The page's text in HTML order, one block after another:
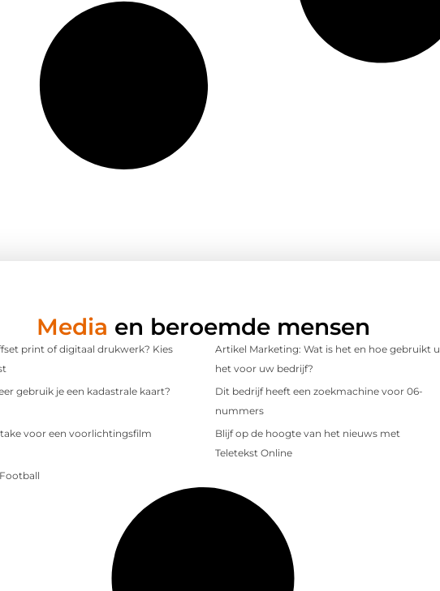
Media en beroemde mensen
print of digitaal drukwerk? Kies
Artikel Marketing: Wat is het en hoe gebruikt u
het voor uw bedrijf?
gebruik je een kadastrale kaart?
Dit bedrijf heeft een zoekmachine voor 06-
nummers
voor een voorlichtingsfilm
Blijf op de hoogte van het nieuws met
Teletekst Online